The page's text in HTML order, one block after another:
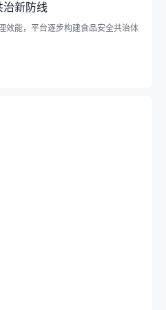
治新防线
效能，平台逐步构建食品安全共治体